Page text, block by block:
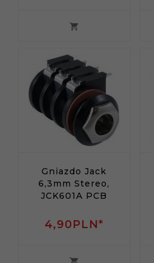
Gniazdo Jack
6,3mm Stereo,
JCK601A PCB
4,90PLN*